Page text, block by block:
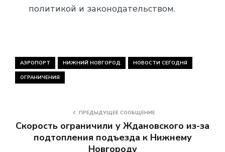
политикой и законодательством.
АЭРОПОРТ НИЖНИЙ НОВГОРОД НОВОСТИ СЕГОДНЯ
ОГРАНИЧЕНИЯ
ПРЕДЫДУЩЕЕ СООБЩЕНИЕ
Скорость ограничили у Ждановского из-за
подтопления подъезда к Нижнему
Новгороду